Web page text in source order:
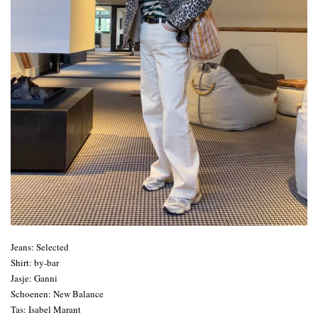
Jeans: Selected
Shirt: by-bar
Jasje: Ganni
Schoenen: New Balance
Tas: Isabel Marant